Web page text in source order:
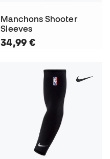
Manchons Shooter
Sleeves
34,99 €